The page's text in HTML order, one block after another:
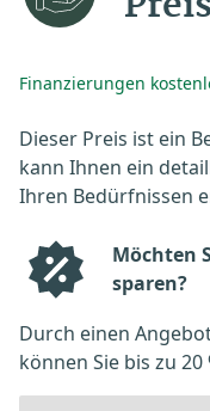
Finanzierungen
Dieser Preis ist ein
kann Ihnen ein
Ihren Bedürfnissen
Möchten
sparen?
Durch einen
können Sie bis zu